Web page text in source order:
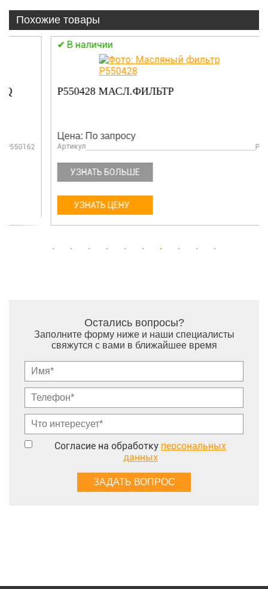
Похожие товары
В наличии
P550428 МАСЛ.ФИЛЬТР
Цена: По запросу
Артикул
УЗНАТЬ БОЛЬШЕ
УЗНАТЬ ЦЕНУ
Остались вопросы?
Заполните форму ниже и наши специалисты
свяжутся с вами в ближайшее время
Согласие на обработку персональных
данных